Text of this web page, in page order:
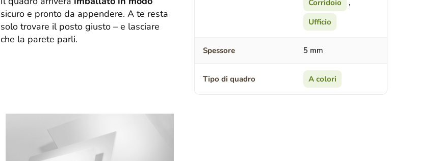
sicuro e pronto da appendere. A te resta
solo trovare il posto giusto – e lasciare
che la parete parli.
Corridoio
,
Ufficio
Spessore 5 mm
Tipo di quadro A colori